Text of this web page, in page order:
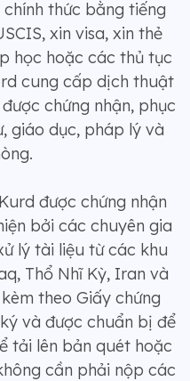
thức bằng tiếng
xin visa, xin thẻ
học hoặc các thủ tục
cung cấp dịch thuật
chứng nhận, phục
giáo dục, pháp lý và
được chứng nhận
bởi các chuyên gia
lý tài liệu từ các khu
Thổ Nhĩ Kỳ, Iran và
theo Giấy chứng
và được chuẩn bị để
tải lên bản quét hoặc
cần phải nộp các